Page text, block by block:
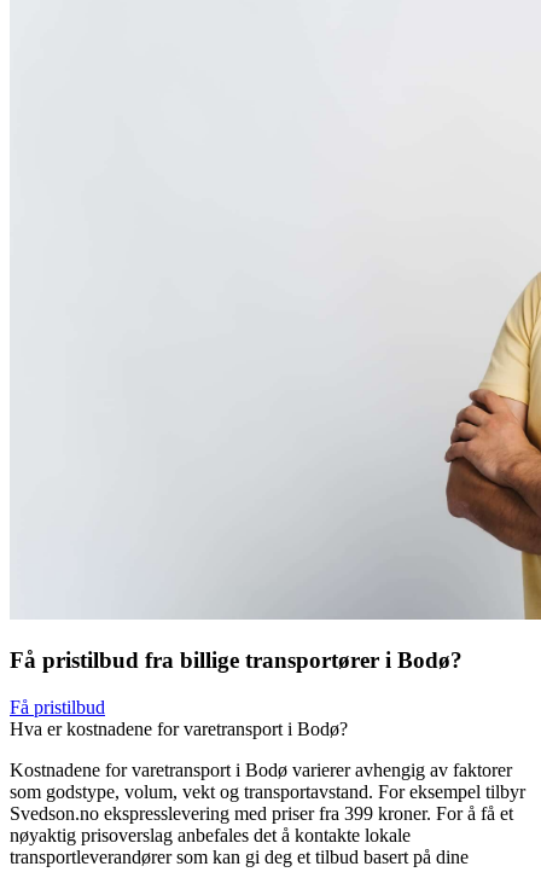
Få pristilbud fra billige transportører i Bodø?
Få pristilbud
Hva er kostnadene for varetransport i Bodø?
Kostnadene for varetransport i Bodø varierer avhengig av faktorer
som godstype, volum, vekt og transportavstand. For eksempel tilbyr
Svedson.no ekspresslevering med priser fra 399 kroner. For å få et
nøyaktig prisoverslag anbefales det å kontakte lokale
transportleverandører som kan gi deg et tilbud basert på dine